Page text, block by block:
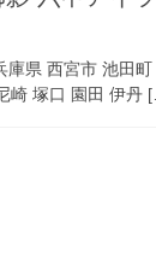
県 西宮市 池田
崎 塚口 園田 伊丹